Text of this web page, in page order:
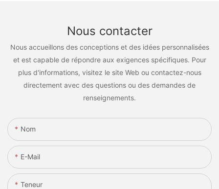
Nous contacter
Nous accueillons des conceptions et des idées personnalisées
et est capable de répondre aux exigences spécifiques. Pour
plus d'informations, visitez le site Web ou contactez-nous
directement avec des questions ou des demandes de
renseignements.
Nom
E-Mail
Teneur